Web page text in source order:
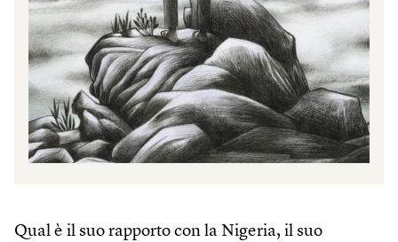
Qual è il suo rapporto con la Nigeria, il suo